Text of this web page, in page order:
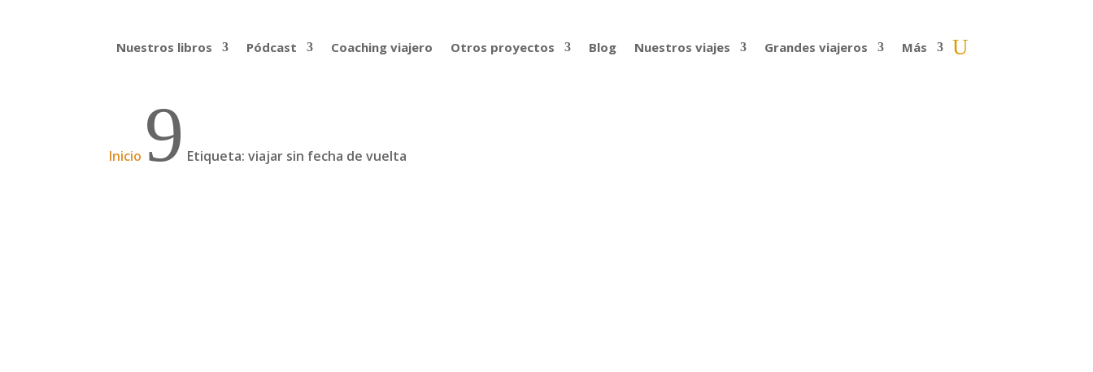
Nuestros libros Pódcast Coaching viajero Otros proyectos Blog Nuestros viajes Grandes viajeros Más
Inicio 9 Etiqueta: viajar sin fecha de vuelta